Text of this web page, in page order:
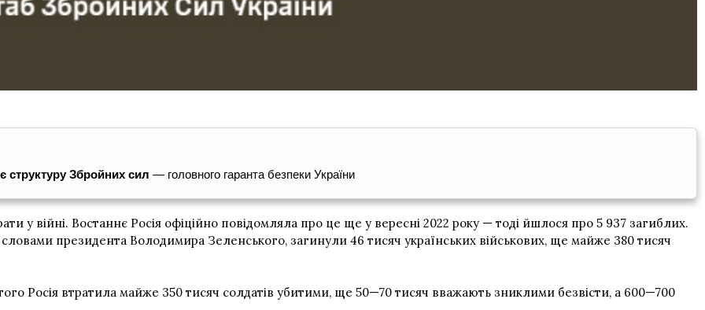
структуру Збройних сил — головного гаранта безпеки України
у війні. Востаннє Росія офіційно повідомляла про це ще у вересні 2022 року — тоді йшлося про 5 937 загиблих.
президента Володимира Зеленського, загинули 46 тисяч українських військових, ще майже 380 тисяч
Росія втратила майже 350 тисяч солдатів убитими, ще 50—70 тисяч вважають зниклими безвісти, а 600—700